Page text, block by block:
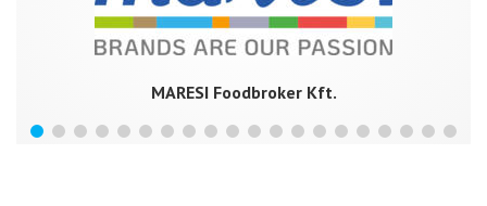
MARESI Foodbroker Kft.